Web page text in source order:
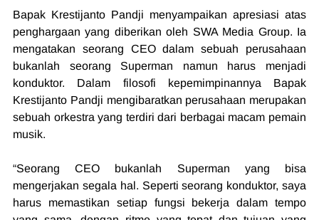
Bapak Krestijanto Pandji menyampaikan apresiasi atas
penghargaan yang diberikan oleh SWA Media Group. Ia
mengatakan seorang CEO dalam sebuah perusahaan
bukanlah seorang Superman namun harus menjadi
konduktor. Dalam filosofi kepemimpinannya Bapak
Krestijanto Pandji mengibaratkan perusahaan merupakan
sebuah orkestra yang terdiri dari berbagai macam pemain
musik.
“Seorang CEO bukanlah Superman yang bisa
mengerjakan segala hal. Seperti seorang konduktor, saya
harus memastikan setiap fungsi bekerja dalam tempo